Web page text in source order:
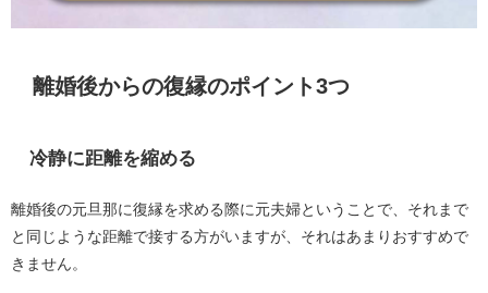
離婚後からの復縁のポイント3つ
冷静に距離を縮める
離婚後の元旦那に復縁を求める際に元夫婦ということで、それまで
と同じような距離で接する方がいますが、それはあまりおすすめで
きません。